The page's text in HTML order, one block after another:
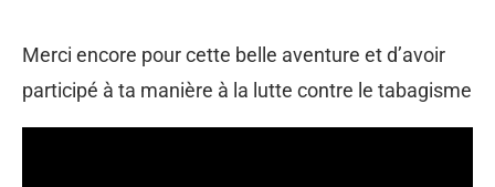
Merci encore pour cette belle aventure et d’avoir
participé à ta manière à la lutte contre le tabagisme